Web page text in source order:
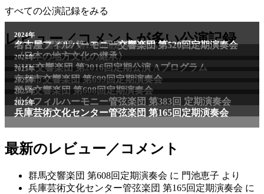
すべての公演記録をみる
レビュー／コメントが多い公演記録
最新のレビュー／コメント
群馬交響楽団 第608回定期演奏会 に 門池恵子 より
兵庫芸術文化センター管弦楽団 第165回定期演奏会 に